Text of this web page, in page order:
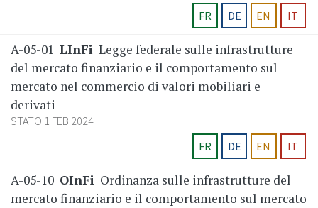
FR
DE EN IT
A-05-01 LInFi Legge federale sulle infrastrutture
del mercato finanziario e il comportamento sul
mercato nel commercio di valori mobiliari e
derivati
STATO 1 FEB 2024
FR
DE EN IT
A-05-10 OInFi Ordinanza sulle infrastrutture del
mercato finanziario e il comportamento sul mercato